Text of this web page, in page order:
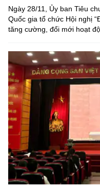
Vietnamese
BỘ KHOA
MINISTRY OF
Điều khoản sử dụng Theo
Cơ quan chủ quản: Bộ
Chịu trách nhiệm nội dung:
Giám đốc Trung tâm
Liên hệ
Địa chỉ: Ban Biên tập Cổng
Điện thoại: 024 3936 9506
Ngày 28/11, Ủy ban Tiêu
Quốc gia tổ chức Hội nghị
tăng cường, đổi mới hoạt